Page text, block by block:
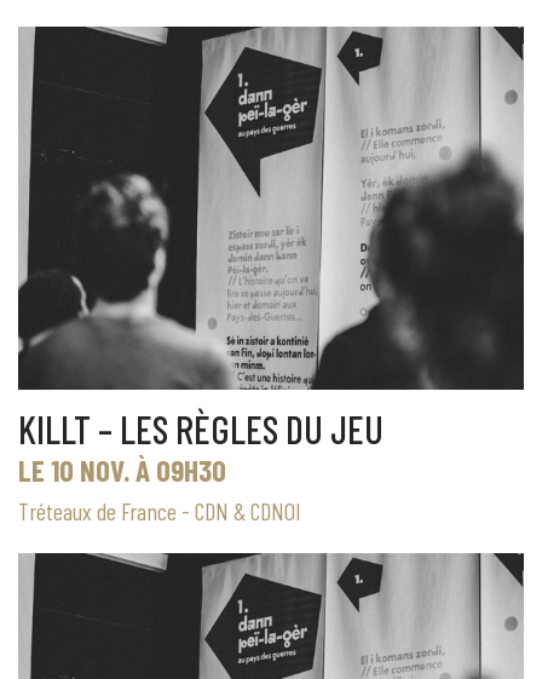
KILLT – LES RÈGLES DU JEU
LE 10 NOV. À 09H30
Tréteaux de France - CDN & CDNOI